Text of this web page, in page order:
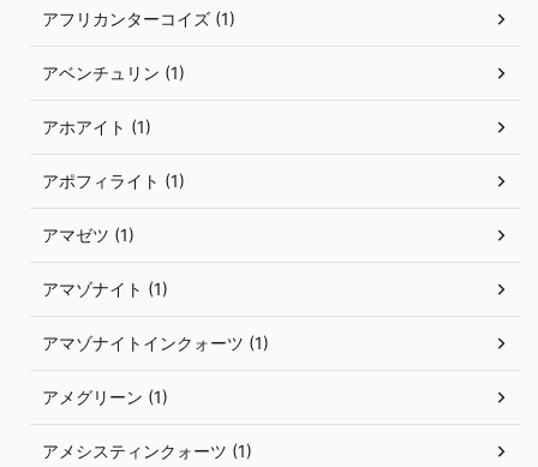
アフリカンターコイズ (1)
アベンチュリン (1)
アホアイト (1)
アポフィライト (1)
アマゼツ (1)
アマゾナイト (1)
アマゾナイトインクォーツ (1)
アメグリーン (1)
アメシスティンクォーツ (1)